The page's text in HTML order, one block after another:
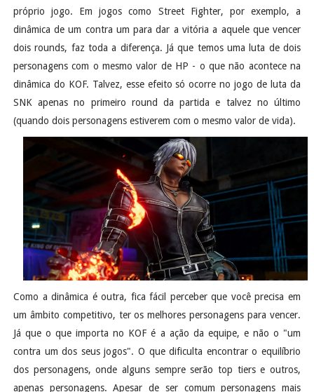
próprio jogo. Em jogos como Street Fighter, por exemplo, a
dinâmica de um contra um para dar a vitória a aquele que vencer
dois rounds, faz toda a diferença. Já que temos uma luta de dois
personagens com o mesmo valor de HP - o que não acontece na
dinâmica do KOF. Talvez, esse efeito só ocorre no jogo de luta da
SNK apenas no primeiro round da partida e talvez no último
(quando dois personagens estiverem com o mesmo valor de vida).
Como a dinâmica é outra, fica fácil perceber que você precisa em
um âmbito competitivo, ter os melhores personagens para vencer.
Já que o que importa no KOF é a ação da equipe, e não o "um
contra um dos seus jogos". O que dificulta encontrar o equilíbrio
dos personagens, onde alguns sempre serão top tiers e outros,
apenas personagens. Apesar de ser comum personagens mais